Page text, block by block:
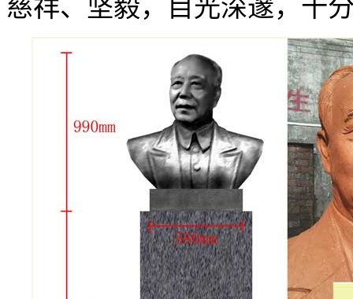
慈祥、坚毅，目光深邃，十